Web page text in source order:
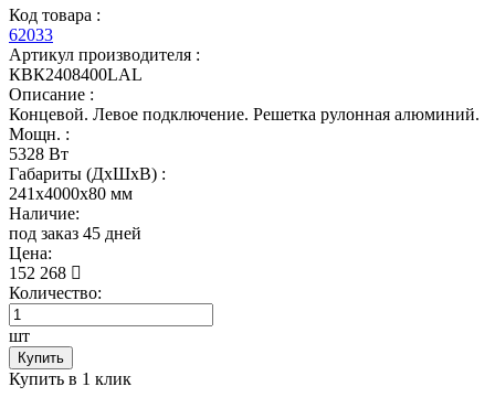
Код товара :
62033
Артикул производителя :
КВК2408400LAL
Описание :
Концевой. Левое подключение. Решетка рулонная алюминий.
Мощн. :
5328 Вт
Габариты (ДхШхВ) :
241x4000x80 мм
Наличие:
под заказ 45 дней
Цена:
152 268
Количество:
шт
Купить
Купить в 1 клик